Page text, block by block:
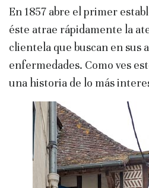
En 1857 abre el primer
éste atrae rápidamente la
clientela que buscan en sus
enfermedades. Como ves
una historia de lo más